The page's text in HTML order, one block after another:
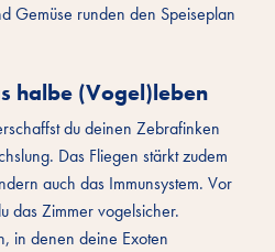
Gemüse runden den Speiseplan
halbe (Vogel)leben
du deinen Zebrafinken
Das Fliegen stärkt zudem
auch das Immunsystem. Vor
das Zimmer vogelsicher.
in denen deine Exoten